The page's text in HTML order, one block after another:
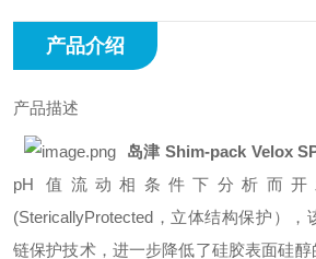
产品介绍
产品描述
岛津 Shim-pack Velox
pH 值流动相条件下分析而开
(StericallyProtected，立体结构保护），
链保护技术，进一步降低了硅胶表面硅